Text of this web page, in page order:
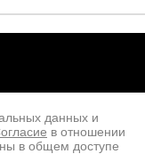
данных и
в отношении
в общем доступе